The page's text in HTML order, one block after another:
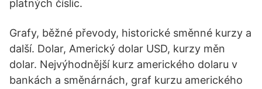
platných číslic.
Grafy, běžné převody, historické směnné kurzy a
další. Dolar, Americký dolar USD, kurzy měn
dolar. Nejvýhodnější kurz amerického dolaru v
bankách a směnárnách, graf kurzu amerického